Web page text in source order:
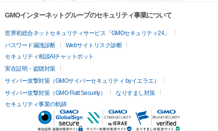
GMOインターネットグループのセキュリティ事業について
世界初総合ネットセキュリティサービス「GMOセキュリティ24」
パスワード漏洩診断
Webサイトリスク診断
セキュリティ相談AIチャットボット
実在証明・盗聴対策
サイバー攻撃対策（GMOサイバーセキュリティ byイエラエ）
サイバー攻撃対策（GMO Flatt Security）
なりすまし対策
セキュリティ事業の軌跡